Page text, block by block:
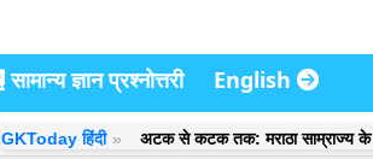
सामान्य ज्ञान प्रश्नोत्तरी English
GKToday हिंदी अटक से कटक तक: मराठा साम्राज्य के